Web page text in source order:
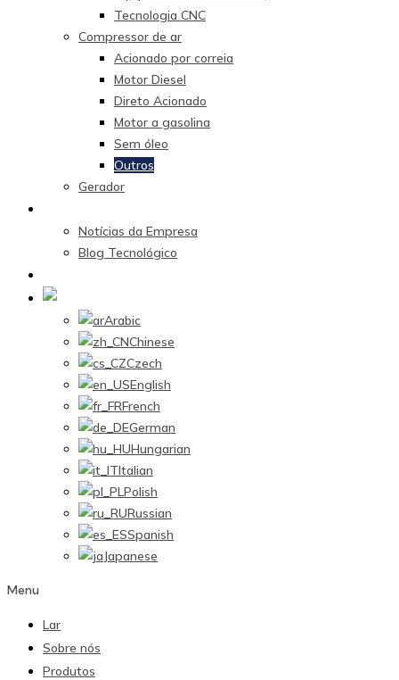
Tecnologia CNC
Compressor de ar
Acionado por correia
Motor Diesel
Direto Acionado
Motor a gasolina
Sem óleo
Outros
Gerador
Notícias da Empresa
Blog Tecnológico
Arabic
Chinese
Czech
English
French
German
Hungarian
Italian
Polish
Russian
Spanish
Japanese
Menu
Lar
Sobre nós
Produtos